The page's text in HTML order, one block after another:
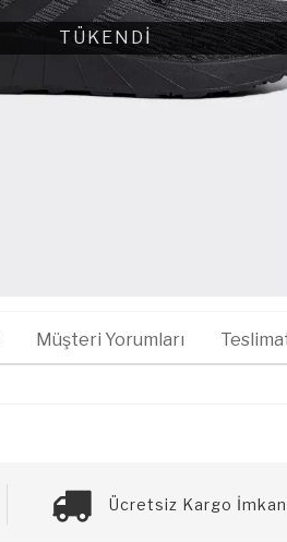
TÜKENDİ
Müşteri Yorumları
Ücretsiz Kargo